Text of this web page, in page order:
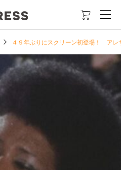

４９年ぶりにスクリーン初登場！ ア